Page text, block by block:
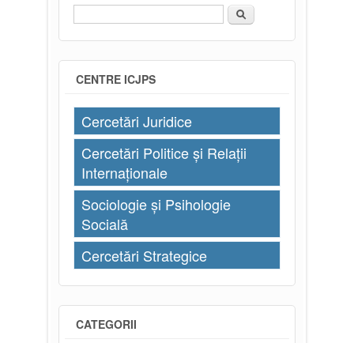
Formular de căutare
Căutare
CENTRE ICJPS
Cercetări Juridice
Cercetări Politice și Relații
Internaționale
Sociologie și Psihologie
Socială
Cercetări Strategice
CATEGORII